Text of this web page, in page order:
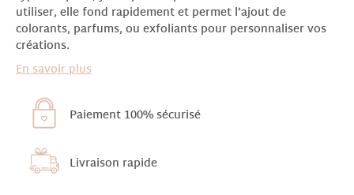
utiliser, elle fond rapidement et permet l’ajout de
colorants, parfums, ou exfoliants pour personnaliser vos
créations.
En savoir plus
Paiement 100% sécurisé
Livraison rapide